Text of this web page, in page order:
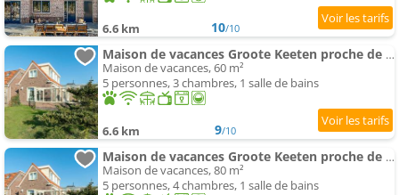
6.6 km 10/10
Maison de vacances Groote Keeten proche de plage
Maison de vacances, 60 m²
5 personnes, 3 chambres, 1 salle de bains
6.6 km 9/10
Maison de vacances Groote Keeten proche de plage
Maison de vacances, 80 m²
5 personnes, 4 chambres, 1 salle de bains